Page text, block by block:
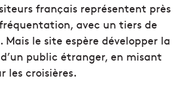
français représentent près
avec un tiers de
Mais le site espère développer la
public étranger, en misant
les croisières.